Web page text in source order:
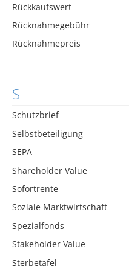
Rückkaufswert
Rücknahmegebühr
Rücknahmepreis
S
Schutzbrief
Selbstbeteiligung
SEPA
Shareholder Value
Sofortrente
Soziale Marktwirtschaft
Spezialfonds
Stakeholder Value
Sterbetafel